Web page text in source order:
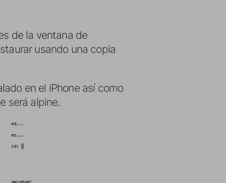
de la ventana de
usando una copia
en el iPhone así como
será alpine.